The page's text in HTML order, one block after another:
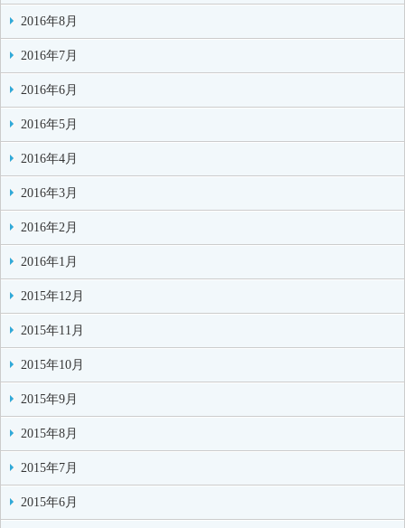
2016年8月
2016年7月
2016年6月
2016年5月
2016年4月
2016年3月
2016年2月
2016年1月
2015年12月
2015年11月
2015年10月
2015年9月
2015年8月
2015年7月
2015年6月